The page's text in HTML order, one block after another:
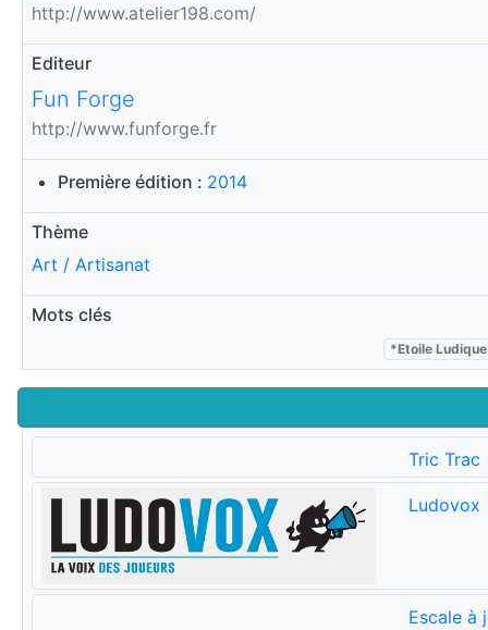
http://www.atelier198.com/
Editeur
Fun Forge
http://www.funforge.fr
Première édition : 2014
Thème
Art / Artisanat
Mots clés
*Etoile
Tric Trac
Ludovox
Escale à